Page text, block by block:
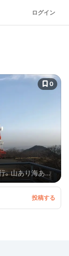
ログイン
0
。山あり海あり